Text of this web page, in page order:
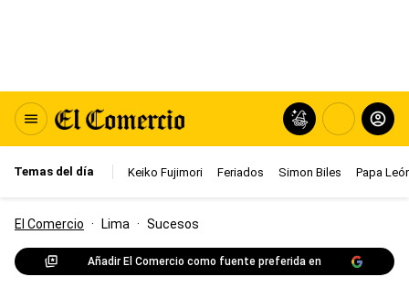
Temas del día Keiko Fujimori Feriados Simon Biles Papa
El Comercio · Lima · Sucesos
Añadir El Comercio como fuente preferida en